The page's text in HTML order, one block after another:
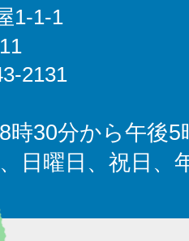
1-1-1
2131
時30分から午後5
日曜日、祝日、